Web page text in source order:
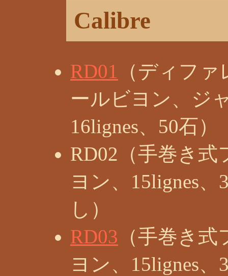
Calibre
RD01
（ディフ
ールビヨン、ジ
16lignes、50石）
RD02（手巻き
ヨン、15lignes
し）
RD03 （手巻き
ヨン、15lignes、